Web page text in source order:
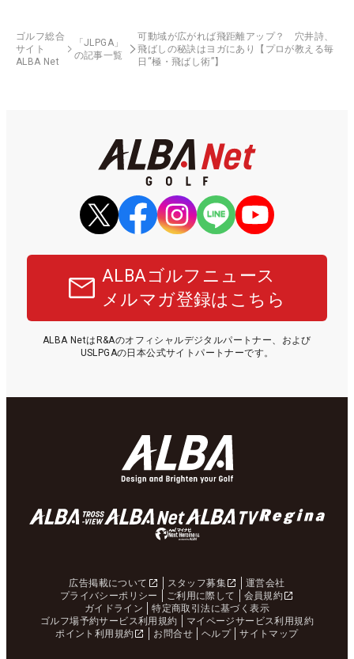
ゴルフ総合
サイト
ALBA Net
「JLPGA」
の記事一覧
可動域が広がれば飛距離アップ？ 穴井詩、
飛ばしの秘訣はヨガにあり【プロが教える毎
日“極・飛ばし術”】
ALBAゴルフニュース
メルマガ登録はこちら
ALBA NetはR&Aのオフィシャルデジタルパートナー、および
USLPGAの日本公式サイトパートナーです。
広告掲載について スタッフ募集
運営会社
プライバシーポリシー
ご利用に際して
会員規約
ガイドライン
特定商取引法に基づく表示
ゴルフ場予約サービス利用規約
マイページサービス利用規約
ポイント利用規約
お問合せ ヘルプ サイトマップ